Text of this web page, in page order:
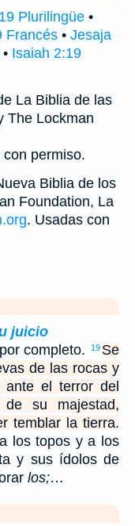
Plurilingüe •
Francés • Jesaja
• Isaiah 2:19
La Biblia de las
The Lockman
con permiso.
Biblia de los
Foundation, La
. Usadas con
juicio
completo. 19 Se
de las rocas y
ante el terror del
su majestad,
temblar la tierra.
los topos y a los
y sus ídolos de
los;…